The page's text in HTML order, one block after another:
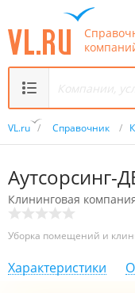
VL.ru / Справочник /
Аутсорсинг-
Клининговая
Уборка помещений и
Характеристики